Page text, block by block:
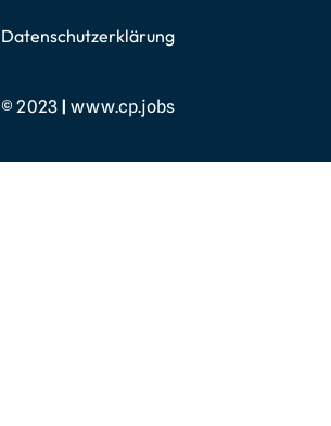
Datenschutzerklärung
© 2023 www.cp.jobs